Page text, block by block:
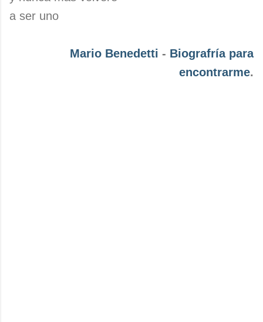
a ser uno
Mario Benedetti - Biografría para
encontrarme.